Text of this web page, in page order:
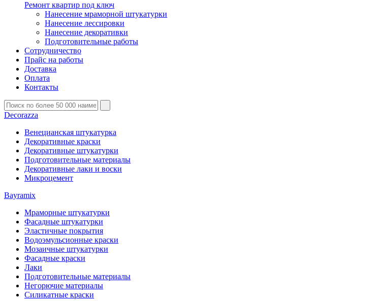
Ремонт квартир под ключ
Нанесение мраморной штукатурки
Нанесение лессировки
Нанесение декоративки
Подготовительные работы
Сотрудничество
Прайс на работы
Доставка
Оплата
Контакты
Decorazza
Венецианская штукатурка
Декоративные краски
Декоративные штукатурки
Подготовительные материалы
Декоративные лаки и воски
Микроцемент
Bayramix
Мраморные штукатурки
Фасадные штукатурки
Эластичные покрытия
Водоэмульсионные краски
Мозаичные штукатурки
Фасадные краски
Лаки
Подготовительные материалы
Негорючие материалы
Силикатные краски